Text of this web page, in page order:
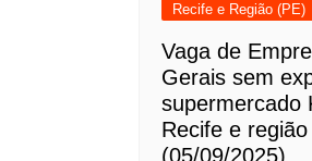
Recife e Região (PE)
Vaga de
Gerais sem
supermercado
Recife e
(05/09/2025)